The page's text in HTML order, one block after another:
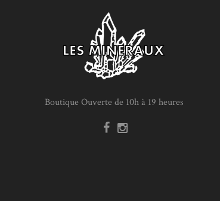
Boutique Ouverte de 10h à 19 heures